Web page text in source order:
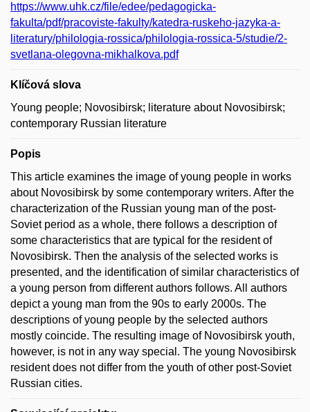
https://www.uhk.cz/file/edee/pedagogicka-
fakulta/pdf/pracoviste-fakulty/katedra-ruskeho-jazyka-a-
literatury/philologia-rossica/philologia-rossica-5/studie/2-
svetlana-olegovna-mikhalkova.pdf
Klíčová slova
Young people; Novosibirsk; literature about Novosibirsk;
contemporary Russian literature
Popis
This article examines the image of young people in works
about Novosibirsk by some contemporary writers. After the
characterization of the Russian young man of the post-
Soviet period as a whole, there follows a description of
some characteristics that are typical for the resident of
Novosibirsk. Then the analysis of the selected works is
presented, and the identification of similar characteristics of
a young person from different authors follows. All authors
depict a young man from the 90s to early 2000s. The
descriptions of young people by the selected authors
mostly coincide. The resulting image of Novosibirsk youth,
however, is not in any way special. The young Novosibirsk
resident does not differ from the youth of other post-Soviet
Russian cities.